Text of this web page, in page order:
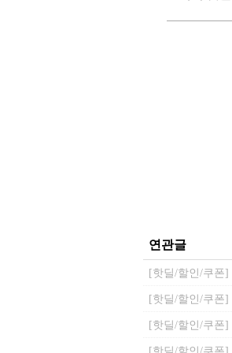
연관글
[핫딜/할인/쿠폰]
[핫딜/할인/쿠폰]
[핫딜/할인/쿠폰]